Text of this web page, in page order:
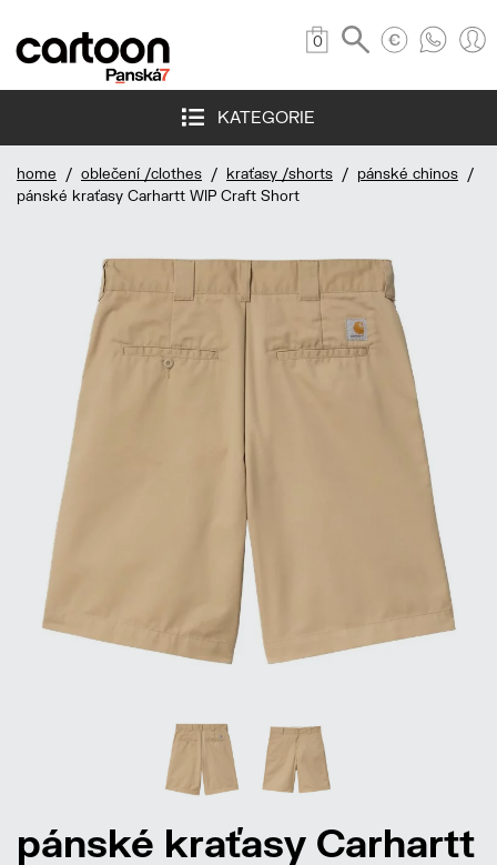
0
KATEGORIE
home / oblečení /clothes / kraťasy /shorts / pánské chinos /
pánské kraťasy Carhartt WIP Craft Short
pánské kraťasy Carhartt